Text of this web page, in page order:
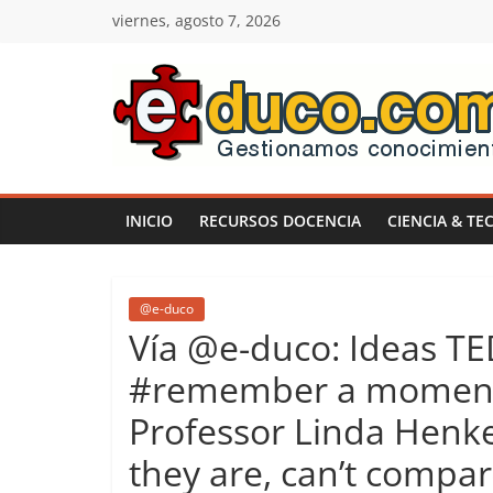
viernes, agosto 7, 2026
E-
duco:
Gestión
del
Conocimiento
Learn
more.
Do
INICIO RECURSOS DOCENCIA CIENCIA &
@e-duco
Vía @e-duco: Ideas
#remember a
Professor Linda
they are, can’t